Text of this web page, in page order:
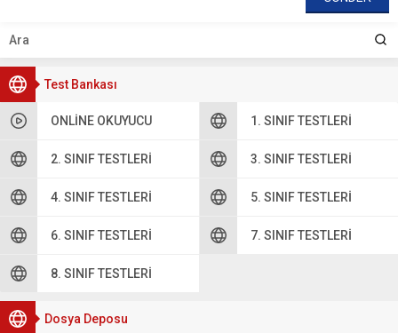
Test Bankası
ONLINE OKUYUCU 1. SINIF TESTLERI
2. SINIF TESTLERI 3. SINIF TESTLERI
4. SINIF TESTLERI 5. SINIF TESTLERI
6. SINIF TESTLERI 7. SINIF TESTLERI
8. SINIF TESTLERI
Dosya Deposu